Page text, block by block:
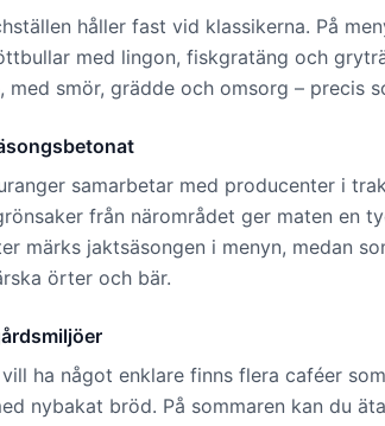
håller fast vid klassikerna. På
med lingon, fiskgratäng och
med smör, grädde och omsorg – precis
samarbetar med producenter i
från närområdet ger maten en
märks jaktsäsongen i menyn, medan
örter och bär.
ha något enklare finns flera caféer
nybakat bröd. På sommaren kan du